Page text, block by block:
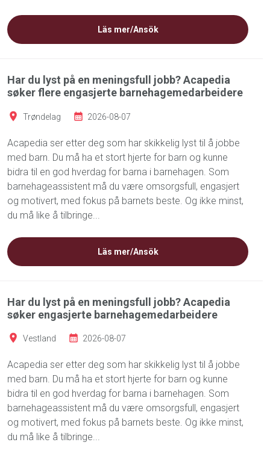
Läs mer/Ansök
Har du lyst på en meningsfull jobb? Acapedia
søker flere engasjerte barnehagemedarbeidere
Trøndelag 2026-08-07
Acapedia ser etter deg som har skikkelig lyst til å jobbe
med barn. Du må ha et stort hjerte for barn og kunne
bidra til en god hverdag for barna i barnehagen. Som
barnehageassistent må du være omsorgsfull, engasjert
og motivert, med fokus på barnets beste. Og ikke minst,
du må like å tilbringe...
Läs mer/Ansök
Har du lyst på en meningsfull jobb? Acapedia
søker engasjerte barnehagemedarbeidere
Vestland 2026-08-07
Acapedia ser etter deg som har skikkelig lyst til å jobbe
med barn. Du må ha et stort hjerte for barn og kunne
bidra til en god hverdag for barna i barnehagen. Som
barnehageassistent må du være omsorgsfull, engasjert
og motivert, med fokus på barnets beste. Og ikke minst,
du må like å tilbringe...